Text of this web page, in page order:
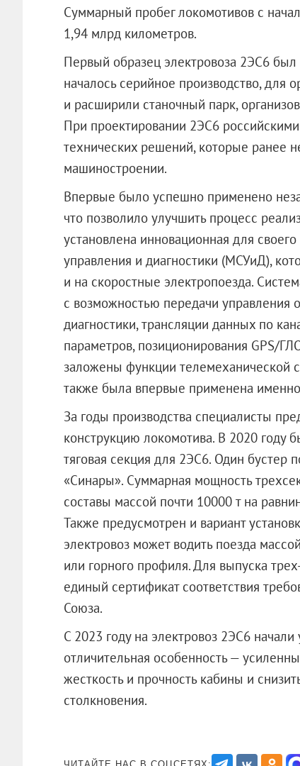
Суммарный пробег локомотивов с
1,94 млрд километров.
Первый образец электровоза 2ЭС6 был
началось серийное производство, для
и расширили станочный парк,
При проектировании 2ЭС6
технических решений, которые ранее
машиностроении.
Впервые было успешно применено
что позволило улучшить процесс
установлена инновационная для
управления и диагностики (МСУиД),
и на скоростные электропоезда.
с возможностью передачи управления
диагностики, трансляции данных по
параметров, позиционирования GPS/
заложены функции телемеханической
также была впервые применена именно
За годы производства специалисты
конструкцию локомотива. В 2020 году
тяговая секция для 2ЭС6. Один бустер
«Синары». Суммарная мощность
составы массой почти 10000 т на
Также предусмотрен и вариант
электровоз может водить поезда
или горного профиля. Для выпуска
единый сертификат соответствия
Союза.
С 2023 году на электровоз 2ЭС6
отличительная особенность —
жесткость и прочность кабины и
столкновения.